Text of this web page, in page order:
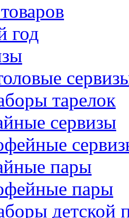
год
тарелок
сервизы
пары
пары
детской